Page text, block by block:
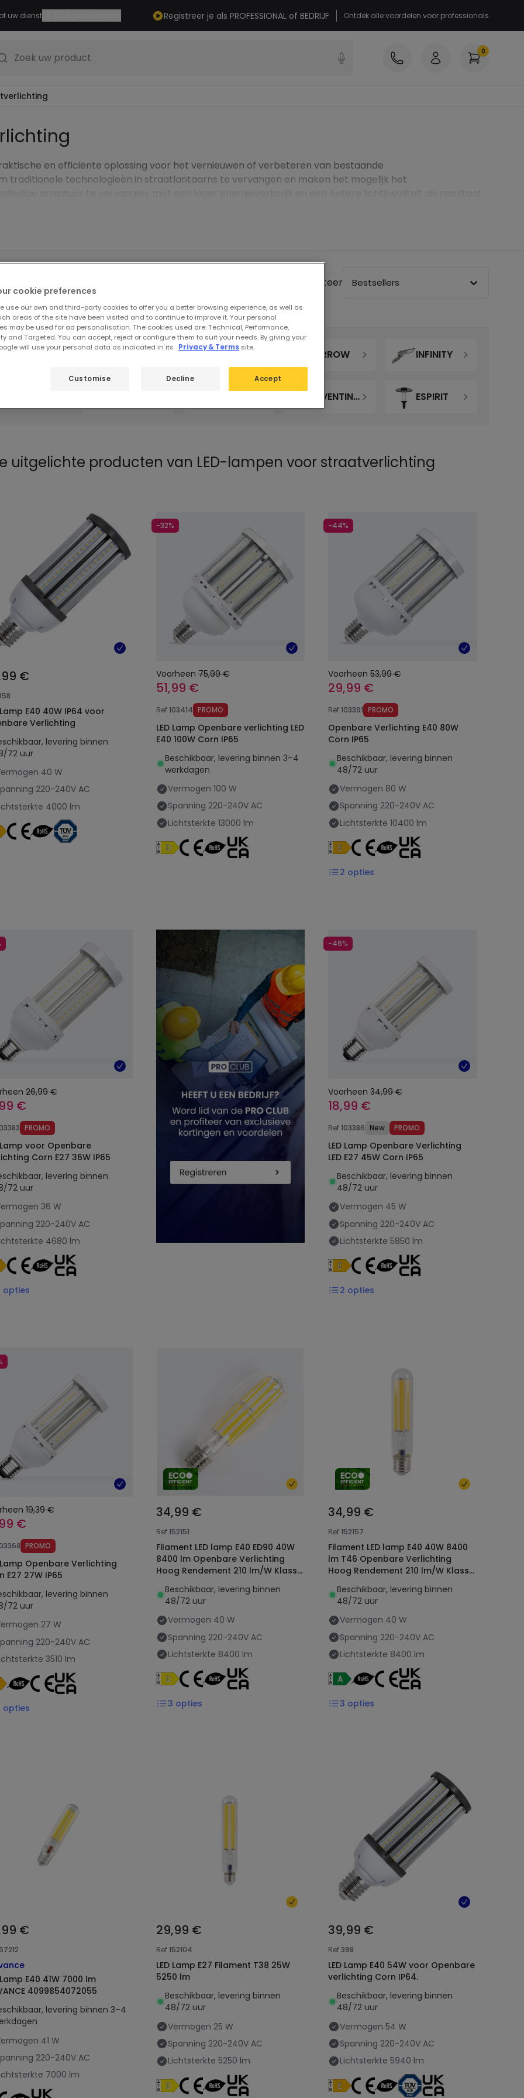
uw dienst Registreer je als PROFESSIONAL of BEDRIJF Ontdek alle voordelen voor professionals
Zoek uw product 0
en efficiënte oplossing voor het vernieuwen of verbeteren van bestaande
traditionele technologieën in straatlantaarns te vervangen en maken het mogelijk het
Sorteer Bestsellers
HARLEM ARROW INFINITY
AVENTINO SQUARE ESPIRIT
uitgelichte producten van LED-lampen voor straatverlichting
€
E40 40W IP64 voor
Verlichting
levering binnen
72 uur
40 W
220-240V AC
4000 lm
-32%
Voorheen 75,99 €
51,99 €
Ref103414 PROMO
LED Lamp Openbare verlichting LED
E40 100W Corn IP65
Beschikbaar, levering binnen 3–4
werkdagen
Vermogen 100 W
Spanning 220-240V AC
Lichtsterkte 13000 lm
-44%
Voorheen 53,99 €
29,99 €
Ref103391 PROMO
Openbare Verlichting E40 80W
Corn IP65
Beschikbaar, levering binnen
48/72 uur
Vermogen 80 W
Spanning 220-240V AC
Lichtsterkte 10400 lm
2 opties
26,99 €
€
PROMO
Lamp voor Openbare
Verlichting Corn E27 36W IP65
levering binnen
72 uur
36 W
220-240V AC
4680 lm
opties
-46%
Voorheen 34,99 €
18,99 €
Ref103386 New PROMO
LED Lamp Openbare Verlichting
LED E27 45W Corn IP65
Beschikbaar, levering binnen
48/72 uur
Vermogen 45 W
Spanning 220-240V AC
Lichtsterkte 5850 lm
2 opties
19,39 €
€
PROMO
Lamp Openbare Verlichting
E27 27W IP65
levering binnen
72 uur
27 W
220-240V AC
3510 lm
opties
34,99 €
Ref152151
Filament LED lamp E40 ED90 40W
8400 lm Openbare Verlichting
Hoog Rendement 210 lm/W Klasse
Beschikbaar, levering binnen
48/72 uur
Vermogen 40 W
Spanning 220-240V AC
Lichtsterkte 8400 lm
3 opties
34,99 €
Ref152157
Filament LED lamp E40 40W 8400
lm T46 Openbare Verlichting
Hoog Rendement 210 lm/W Klasse
Beschikbaar, levering binnen
48/72 uur
Vermogen 40 W
Spanning 220-240V AC
Lichtsterkte 8400 lm
3 opties
€
41W 7000 lm
4099854072055
levering binnen 3–4
41 W
220-240V AC
7000 lm
29,99 €
Ref152104
LED Lamp E27 Filament T38 25W
5250 lm
Beschikbaar, levering binnen
48/72 uur
Vermogen 25 W
Spanning 220-240V AC
Lichtsterkte 5250 lm
39,99 €
Ref398
LED Lamp E40 54W voor Openbare
verlichting Corn IP64.
Beschikbaar, levering binnen
48/72 uur
Vermogen 54 W
Spanning 220-240V AC
Lichtsterkte 5940 lm
cookie preferences
use our own and third-party cookies to offer you a better browsing experience, as well as
areas of the site have been visited and to continue to improve it. Your personal
may be used for ad personalisation. The cookies used are: Technical, Performance,
and Targeted. You can accept, reject or configure them to suit your needs. By giving your
will use your personal data as indicated in its
Privacy & Terms site.
Decline Accept
Customise